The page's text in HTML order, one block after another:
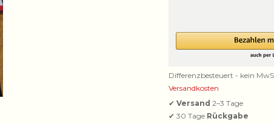
Differenzbesteuert - kein
Versandkosten
✔ Versand 2–3 Tage
✔ 30 Tage Rückgabe